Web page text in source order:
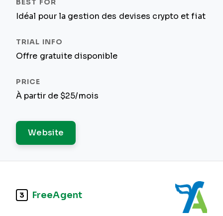
Idéal pour la gestion des devises crypto et fiat
Offre gratuite disponible
À partir de $25/mois
Website
3 FreeAgent